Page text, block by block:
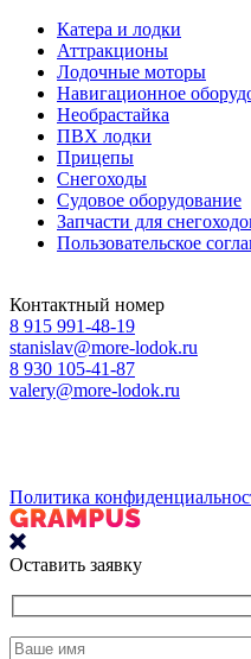
Катера и лодки
Аттракционы
Лодочные моторы
Навигационное
Необрастайка
ПВХ лодки
Прицепы
Снегоходы
Судовое оборудование
Запчасти для
Пользовательское
Контактный номер
8 915 991-48-19
stanislav@more-lodok.ru
8 930 105-41-87
valery@more-lodok.ru
Политика
Оставить заявку